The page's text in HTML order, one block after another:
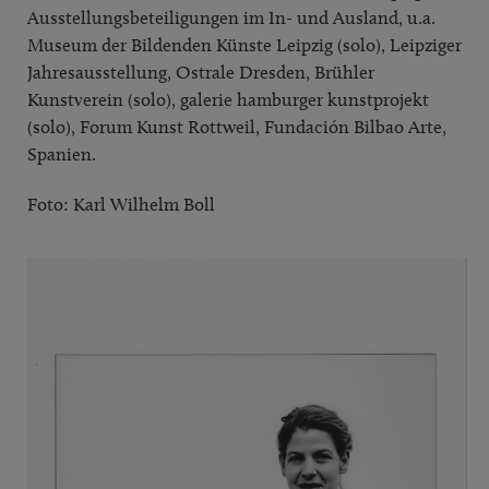
Ausstellungsbeteiligungen im In- und Ausland, u.a.
Museum der Bildenden Künste Leipzig (solo), Leipziger
Jahresausstellung, Ostrale Dresden, Brühler
Kunstverein (solo), galerie hamburger kunstprojekt
(solo), Forum Kunst Rottweil, Fundación Bilbao Arte,
Spanien.
Foto: Karl Wilhelm Boll